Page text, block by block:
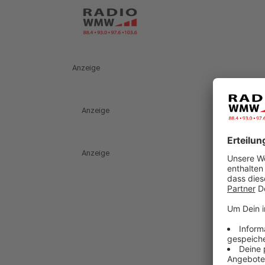
Anzeige
Anzeige
Anzeige